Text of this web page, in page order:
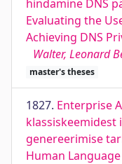
hindamine DNS
Evaluating the
Achieving DNS
Walter, Leonard
master's theses
1827. Enterprise
klassiskeemidest
genereerimise
Human